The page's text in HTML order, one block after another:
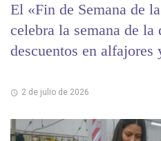
El «Fin de Semana de
celebra la semana de la
descuentos en alfajores
2 de julio de 2026